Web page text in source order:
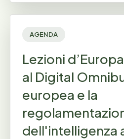
AGENDA
Lezioni
al Digital
europea e la
dell'intelligenza